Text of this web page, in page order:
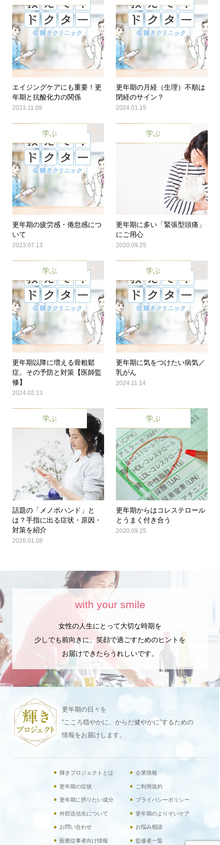
エイジングケアにも重要！更
年期と抗酸化力の関係
2023.11.09
更年期の月経（生理）不順は
閉経のサイン？
2024.01.15
学ぶ
更年期の疲労感・倦怠感につ
いて
2023.07.13
学ぶ
更年期に多い「緊張型頭痛」
にご用心
2020.09.25
学ぶ
更年期以降に増える骨粗鬆
症。その予防と対策【医師監
修】
2024.02.13
学ぶ
更年期に気をつけたい病気／
乳がん
2024.11.14
学ぶ
話題の「メノポハンド」と
は？手指に出る症状・原因・
対策を紹介
2026.01.08
学ぶ
更年期からはコレステロール
とうまく付き合う
2020.09.25
with your smile
女性の人生にとって大切な時期を
少しでも前向きに、笑顔で過ごすためのヒントを
お届けできたらうれしいです。
更年期の日々を
“こころ穏やかに、からだ健やかに”するための
情報をお届けします。
輝きプロジェクトとは 企業情報
更年期の症状 ご利用規約
更年期に摂りたい成分 プライバシーポリシー
外部送信先について 更年期のよりそいケア
お問い合わせ お悩み相談
医療従事者向け情報 監修者一覧